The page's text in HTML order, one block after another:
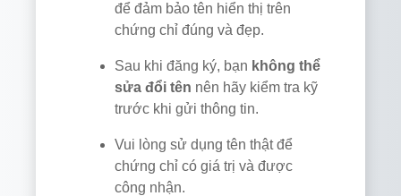
để đảm bảo tên hiển thị trên
chứng chỉ đúng và đẹp.
Sau khi đăng ký, bạn không thể
sửa đổi tên nên hãy kiểm tra kỹ
trước khi gửi thông tin.
Vui lòng sử dụng tên thật để
chứng chỉ có giá trị và được
công nhận.